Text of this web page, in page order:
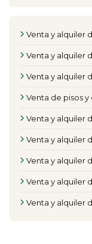
Venta y alquiler
Venta y alquiler
Venta y alquiler
Venta de pisos y
Venta y alquiler
Venta y alquiler
Venta y alquiler
Venta y alquiler
Venta y alquiler